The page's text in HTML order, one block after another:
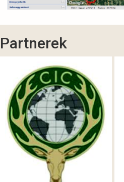
Partnerek